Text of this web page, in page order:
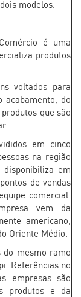
modelos.
é uma
produtos
voltados para
acabamento, do
que são
em cinco
na região
em
de vendas
comercial.
vem da
americano,
Oriente Médio.
do mesmo ramo
Referências no
empresas são
produtos e da